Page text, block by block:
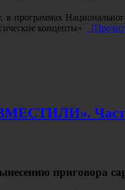
программах
концепты»
приговора